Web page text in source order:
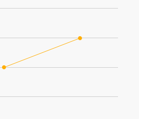
displaying categories.
displaying values. Data ranges from 52.99